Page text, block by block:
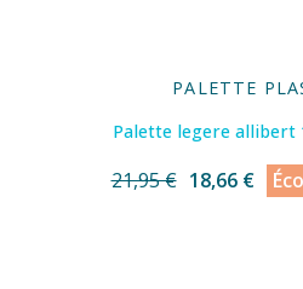
PALETTE
Palette legere allibert
21,95 € 18,66 €